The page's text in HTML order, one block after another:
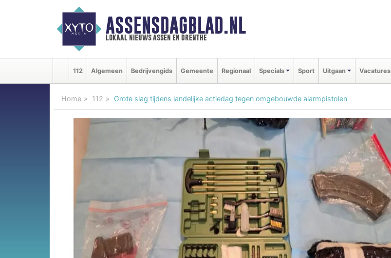
ASSENSDAGBLAD.NL
lokaal nieuws assen en drenthe
112 Algemeen Bedrijvengids Gemeente Regionaal Specials Sport Uitgaan Vacatures
Home 112 Grote slag tijdens landelijke actiedag tegen omgebouwde alarmpistolen